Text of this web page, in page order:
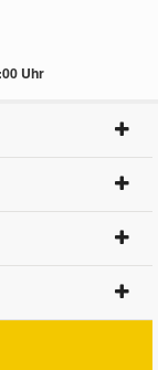
Uhr